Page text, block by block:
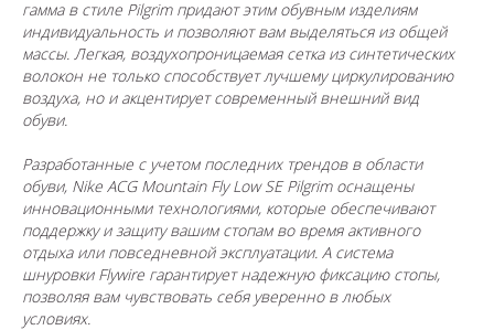
гамма в стиле Pilgrim придают этим обувным изделиям
индивидуальность и позволяют вам выделяться из общей
массы. Легкая, воздухопроницаемая сетка из синтетических
волокон не только способствует лучшему циркулированию
воздуха, но и акцентирует современный внешний вид
обуви.
Разработанные с учетом последних трендов в области
обуви, Nike ACG Mountain Fly Low SE Pilgrim оснащены
инновационными технологиями, которые обеспечивают
поддержку и защиту вашим стопам во время активного
отдыха или повседневной эксплуатации. А система
шнуровки Flywire гарантирует надежную фиксацию стопы,
позволяя вам чувствовать себя уверенно в любых
условиях.